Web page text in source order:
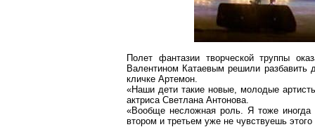
Полет фантазии творческой труппы
Валентином Катаевым решили разбавить
кличке Артемон.
«Наши дети такие новые, молодые
актриса Светлана Антонова.
«Вообще несложная роль. Я тоже иногда
втором и третьем уже не чувствуешь